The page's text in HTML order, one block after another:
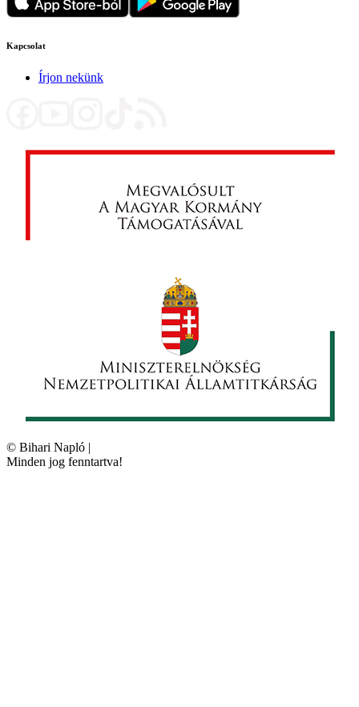
Kapcsolat
Írjon nekünk
© Bihari Napló |
Minden jog fenntartva!